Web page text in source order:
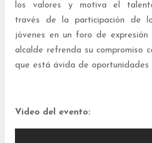
los valores y motiva el
través de la participación de
jóvenes en un foro de expresión
alcalde refrenda su compromiso
que está ávida de oportunidades
Video del evento: